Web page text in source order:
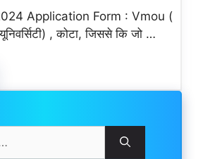
Application Form : Vmou (
, कोटा, जिससे कि जो …